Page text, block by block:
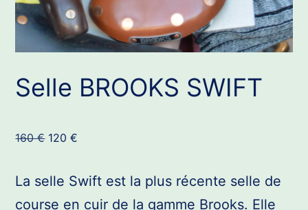
Selle BROOKS SWIFT
160€ Le
initial
120€
actuel
La selle Swift est la plus récente selle de
course en cuir de la gamme Brooks. Elle